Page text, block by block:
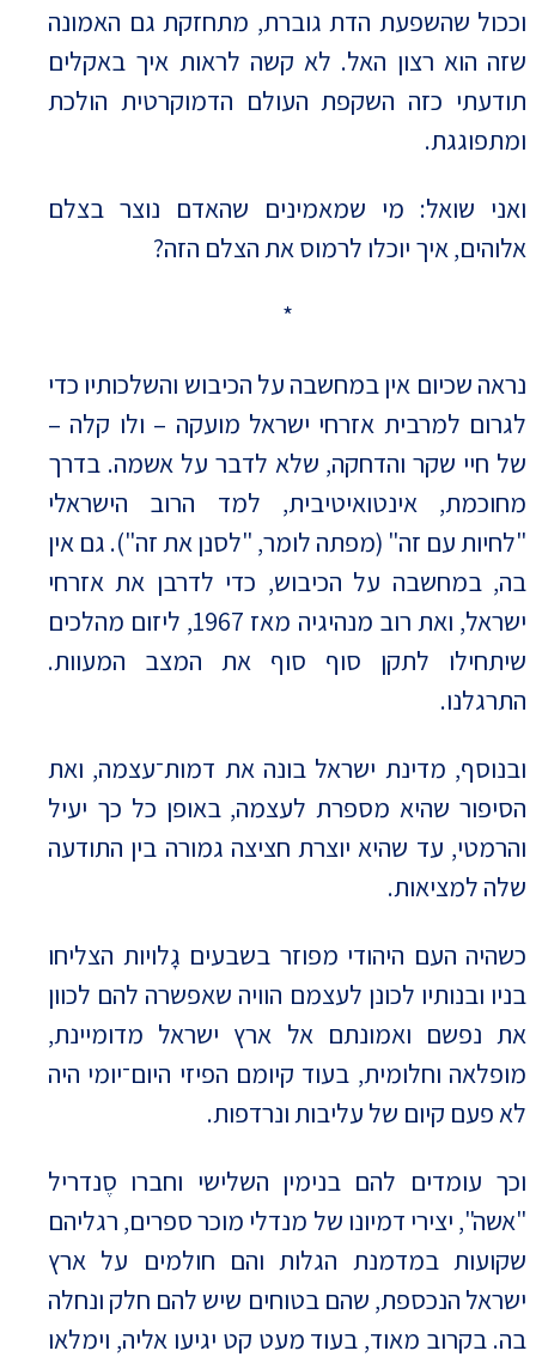
וככול שהשפעת הדת גוברת, מתחזקת גם האמונה
שזה הוא רצון האל. לא קשה לראות איך באקלים
תודעתי כזה השקפת העולם הדמוקרטית הולכת
ומתפוגגת.
ואני שואל: מי שמאמינים שהאדם נוצר בצלם
אלוהים, איך יוכלו לרמוס את הצלם הזה?
*
נראה שכיום אין במחשבה על הכיבוש והשלכותיו כדי
לגרום למרבית אזרחי ישראל מועקה – ולו קלה –
של חיי שקר והדחקה, שלא לדבר על אשמה. בדרך
מחוכמת, אינטואיטיבית, למד הרוב הישראלי
"לחיות עם זה" (מפתה לומר, "לסנן את זה"). גם אין
בה, במחשבה על הכיבוש, כדי לדרבן את אזרחי
ישראל, ואת רוב מנהיגיה מאז 1967, ליזום מהלכים
שיתחילו לתקן סוף סוף את המצב המעוות.
התרגלנו.
ובנוסף, מדינת ישראל בונה את דמות־עצמה, ואת
הסיפור שהיא מספרת לעצמה, באופן כל כך יעיל
והרמטי, עד שהיא יוצרת חציצה גמורה בין התודעה
שלה למציאות.
כשהיה העם היהודי מפוזר בשבעים גָלויות הצליחו
בניו ובנותיו לכונן לעצמם הוויה שאפשרה להם לכוון
את נפשם ואמונתם אל ארץ ישראל מדומיינת,
מופלאה וחלומית, בעוד קיומם הפיזי היום־יומי היה
לא פעם קיום של עליבות ונרדפות.
וכך עומדים להם בנימין השלישי וחברו סֶנדריל
"אשה", יצירי דמיונו של מנדלי מוכר ספרים, רגליהם
שקועות במדמנת הגלות והם חולמים על ארץ
ישראל הנכספת, שהם בטוחים שיש להם חלק ונחלה
בה. בקרוב מאוד, בעוד מעט קט יגיעו אליה, וימלאו